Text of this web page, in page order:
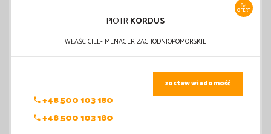
84
OFERT
PIOTRKORDUS
WŁAŚCICIEL- MENAGER ZACHODNIOPOMORSKIE
+48 500 103 180
+48 500 103 180
zostaw wiadomość